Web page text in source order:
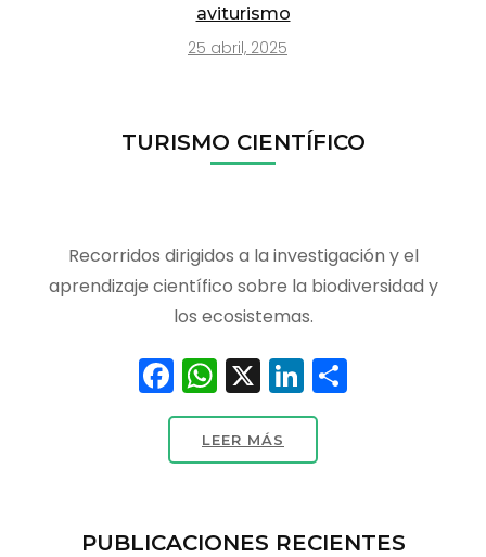
aviturismo
25 abril, 2025
TURISMO CIENTÍFICO
Recorridos dirigidos a la investigación y el
aprendizaje científico sobre la biodiversidad y
los ecosistemas.
Facebook
WhatsApp
X LinkedIn
LEER MÁS
PUBLICACIONES RECIENTES